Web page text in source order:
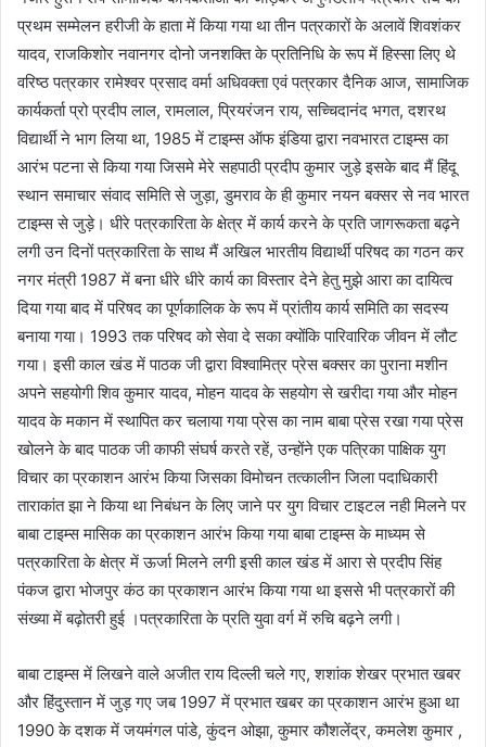
प्रथम सम्मेलन हरीजी के हाता में किया गया था तीन पत्रकारों के अलावें शिवशंकर
यादव, राजकिशोर नवानगर दोनो जनशक्ति के प्रतिनिधि के रूप में हिस्सा लिए थे
वरिष्ठ पत्रकार रामेश्वर प्रसाद वर्मा अधिवक्ता एवं पत्रकार दैनिक आज, सामाजिक
कार्यकर्ता प्रो प्रदीप लाल, रामलाल, प्रियरंजन राय, सच्चिदानंद भगत, दशरथ
विद्यार्थी ने भाग लिया था, 1985 में टाइम्स ऑफ इंडिया द्वारा नवभारत टाइम्स का
आरंभ पटना से किया गया जिसमे मेरे सहपाठी प्रदीप कुमार जुड़े इसके बाद मैं हिंदू
स्थान समाचार संवाद समिति से जुड़ा, डुमराव के ही कुमार नयन बक्सर से नव भारत
टाइम्स से जुड़े। धीरे पत्रकारिता के क्षेत्र में कार्य करने के प्रति जागरूकता बढ़ने
लगी उन दिनों पत्रकारिता के साथ मैं अखिल भारतीय विद्यार्थी परिषद का गठन कर
नगर मंत्री 1987 में बना धीरे धीरे कार्य का विस्तार देने हेतु मुझे आरा का दायित्व
दिया गया बाद में परिषद का पूर्णकालिक के रूप में प्रांतीय कार्य समिति का सदस्य
बनाया गया। 1993 तक परिषद को सेवा दे सका क्योंकि पारिवारिक जीवन में लौट
गया। इसी काल खंड में पाठक जी द्वारा विश्वामित्र प्रेस बक्सर का पुराना मशीन
अपने सहयोगी शिव कुमार यादव, मोहन यादव के सहयोग से खरीदा गया और मोहन
यादव के मकान में स्थापित कर चलाया गया प्रेस का नाम बाबा प्रेस रखा गया प्रेस
खोलने के बाद पाठक जी काफी संघर्ष करते रहें, उन्होंने एक पत्रिका पाक्षिक युग
विचार का प्रकाशन आरंभ किया जिसका विमोचन तत्कालीन जिला पदाधिकारी
ताराकांत झा ने किया था निबंधन के लिए जाने पर युग विचार टाइटल नही मिलने पर
बाबा टाइम्स मासिक का प्रकाशन आरंभ किया गया बाबा टाइम्स के माध्यम से
पत्रकारिता के क्षेत्र में ऊर्जा मिलने लगी इसी काल खंड में आरा से प्रदीप सिंह
पंकज द्वारा भोजपुर कंठ का प्रकाशन आरंभ किया गया था इससे भी पत्रकारों की
संख्या में बढ़ोतरी हुई ।पत्रकारिता के प्रति युवा वर्ग में रुचि बढ़ने लगी।
बाबा टाइम्स में लिखने वाले अजीत राय दिल्ली चले गए, शशांक शेखर प्रभात खबर
और हिंदुस्तान में जुड़ गए जब 1997 में प्रभात खबर का प्रकाशन आरंभ हुआ था
1990 के दशक में जयमंगल पांडे, कुंदन ओझा, कुमार कौशलेंद्र, कमलेश कुमार ,